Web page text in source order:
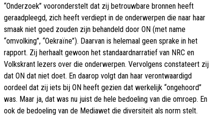
“Onderzoek” vooronderstelt dat zij betrouwbare bronnen heeft
geraadpleegd, zich heeft verdiept in de onderwerpen die naar haar
smaak niet goed zouden zijn behandeld door ON (met name
“omvolking”, “Oekraïne”). Daarvan is helemaal geen sprake in het
rapport. Zij herhaalt gewoon het standaardnarratief van NRC en
Volkskrant lezers over die onderwerpen. Vervolgens constateert zij
dat ON dat niet doet. En daarop volgt dan haar verontwaardigd
oordeel dat zij iets bij ON heeft gezien dat werkelijk “ongehoord”
was. Maar ja, dat was nu juist de hele bedoeling van die omroep. En
ook de bedoeling van de Mediawet die diversiteit als norm stelt.